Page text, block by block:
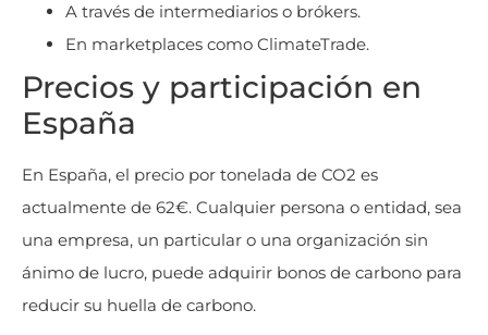
A través de intermediarios o brókers.
En marketplaces como ClimateTrade.
Precios y participación en
España
En España, el precio por tonelada de CO2 es
actualmente de 62€. Cualquier persona o entidad, sea
una empresa, un particular o una organización sin
ánimo de lucro, puede adquirir bonos de carbono para
reducir su huella de carbono.